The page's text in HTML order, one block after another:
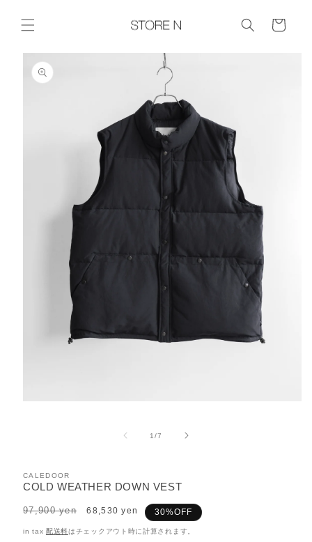
進む
Cart
スキップ
デ
ア
を
1/の
7
CALEDOOR
COLD WEATHER DOWN VEST
Regular
97,900 yen
Sale
68,530 yen 30%OFF
in tax 配送料はチェックアウト時に計算されます。